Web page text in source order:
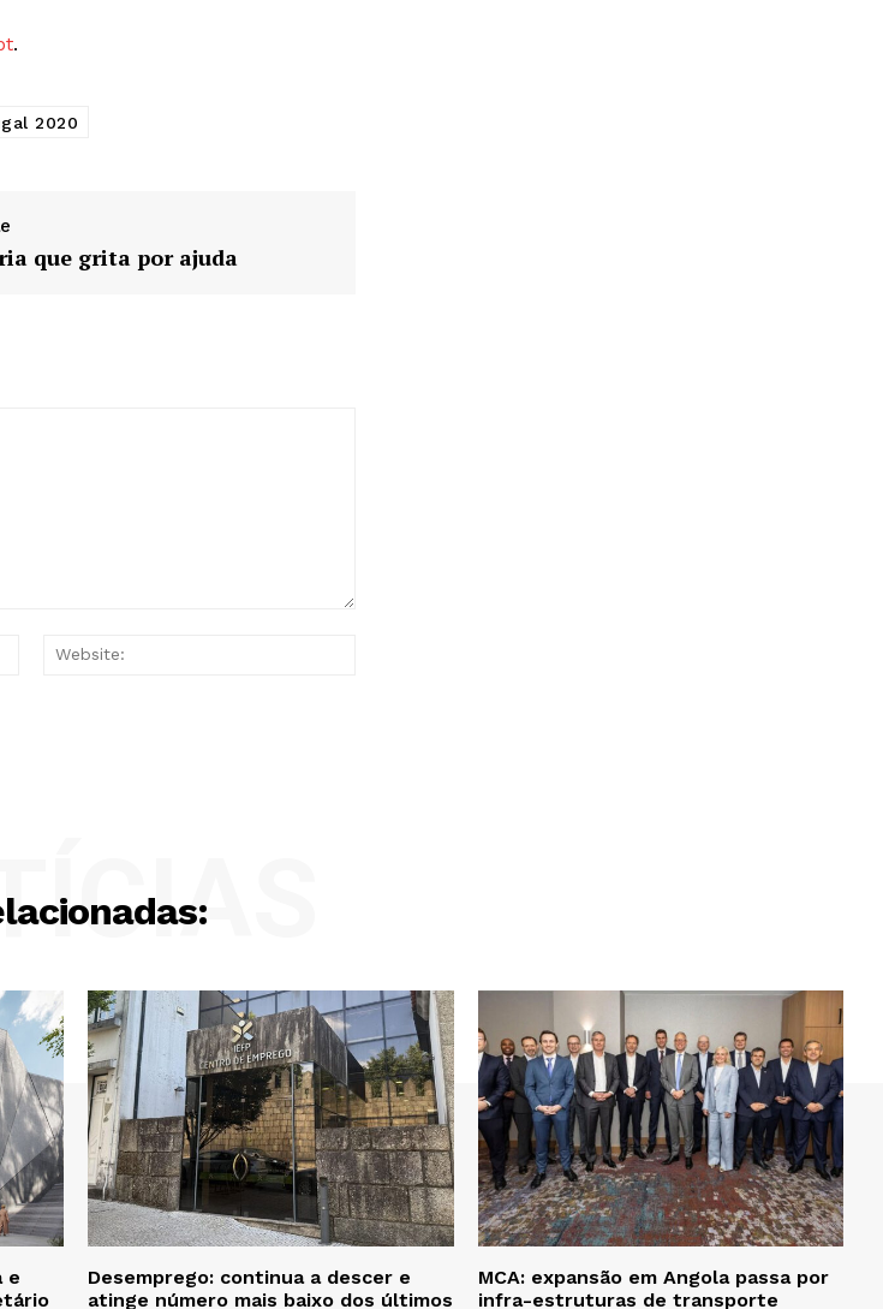
.
2020
que grita por ajuda
Email:*
e
Desemprego: continua a descer e
atinge número mais baixo dos últimos
MCA: expansão em Angola passa por
infra-estruturas de transporte